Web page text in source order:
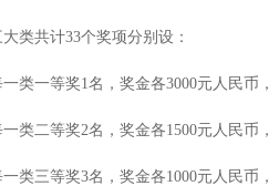
类共计33个奖项分别设：
类一等奖1名，奖金各3000元人民币
类二等奖2名，奖金各1500元人民币
类三等奖3名，奖金各1000元人民币